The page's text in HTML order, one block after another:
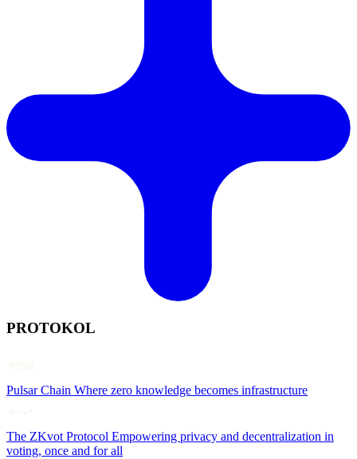
PROTOKOL
Pulsar Chain Where zero knowledge becomes infrastructure
The ZKvot Protocol Empowering privacy and decentralization in
voting, once and for all